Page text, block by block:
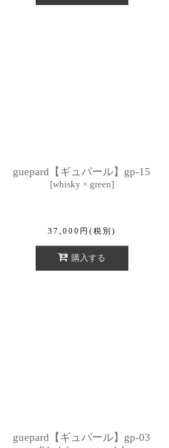
guepard【ギュパール】gp-15
[whisky × green]
37,000 円 (税別)
購入する
guepard【ギュパール】gp-03